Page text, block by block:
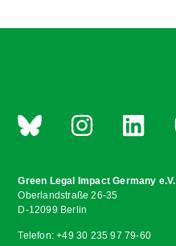
Green Legal Impact Germany e.V.
Oberlandstraße 26-35
D-12099 Berlin
Telefon: +49 30 235 97 79-60